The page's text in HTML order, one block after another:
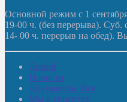
Основной режим с 1
19-00 ч. (без перерыва). Суб.
14- 00 ч. перерыв на обед).
Домой
Новости
Документы. Все
Мы в соцсетях